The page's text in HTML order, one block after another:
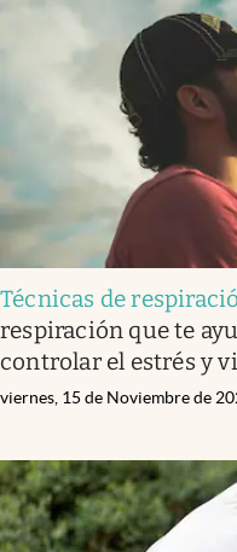
Técnicas de
respiración que te
controlar el estrés y
viernes, 15 de Noviembre de